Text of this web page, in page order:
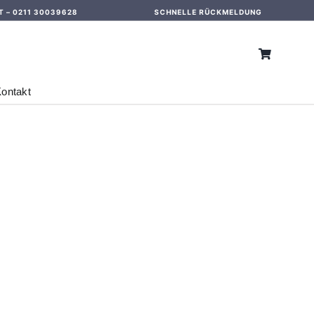
– 0211 30039628 SCHNELLE RÜCKMELDUNG